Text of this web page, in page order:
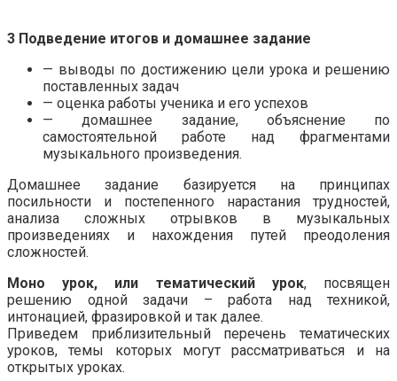
3 Подведение итогов и домашнее задание
— выводы по достижению цели урока и решению
поставленных задач
— оценка работы ученика и его успехов
— домашнее задание, объяснение по
самостоятельной работе над фрагментами
музыкального произведения.
Домашнее задание базируется на принципах
посильности и постепенного нарастания трудностей,
анализа сложных отрывков в музыкальных
произведениях и нахождения путей преодоления
сложностей.
Моно урок, или тематический урок, посвящен
решению одной задачи – работа над техникой,
интонацией, фразировкой и так далее.
Приведем приблизительный перечень тематических
уроков, темы которых могут рассматриваться и на
открытых уроках.